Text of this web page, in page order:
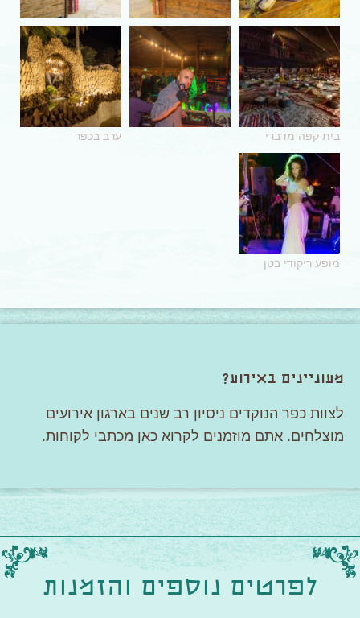
בית קפה מדברי ערב בכפר
מופע ריקודי בטן
מעוניינים באירוע?
לצוות כפר הנוקדים ניסיון רב שנים בארגון אירועים
מוצלחים. אתם מוזמנים לקרוא כאן מכתבי לקוחות.
לפרטים נוספים והזמנות